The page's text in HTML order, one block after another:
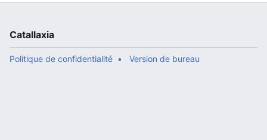
Catallaxia
Politique de confidentialité Version de bureau